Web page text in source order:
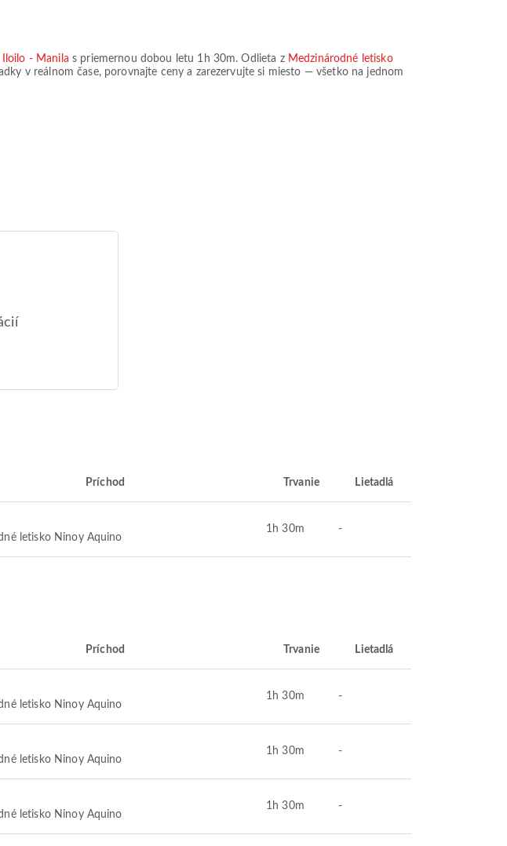
Iloilo - Manila s priemernou dobou letu 1h 30m. Odlieta z Medzinárodné letisko
v reálnom čase, porovnajte ceny a zarezervujte si miesto — všetko na jednom
Príchod Trvanie Lietadlá
letisko Ninoy Aquino
1h 30m -
Príchod Trvanie Lietadlá
letisko Ninoy Aquino
1h 30m -
letisko Ninoy Aquino
1h 30m -
letisko Ninoy Aquino
1h 30m -